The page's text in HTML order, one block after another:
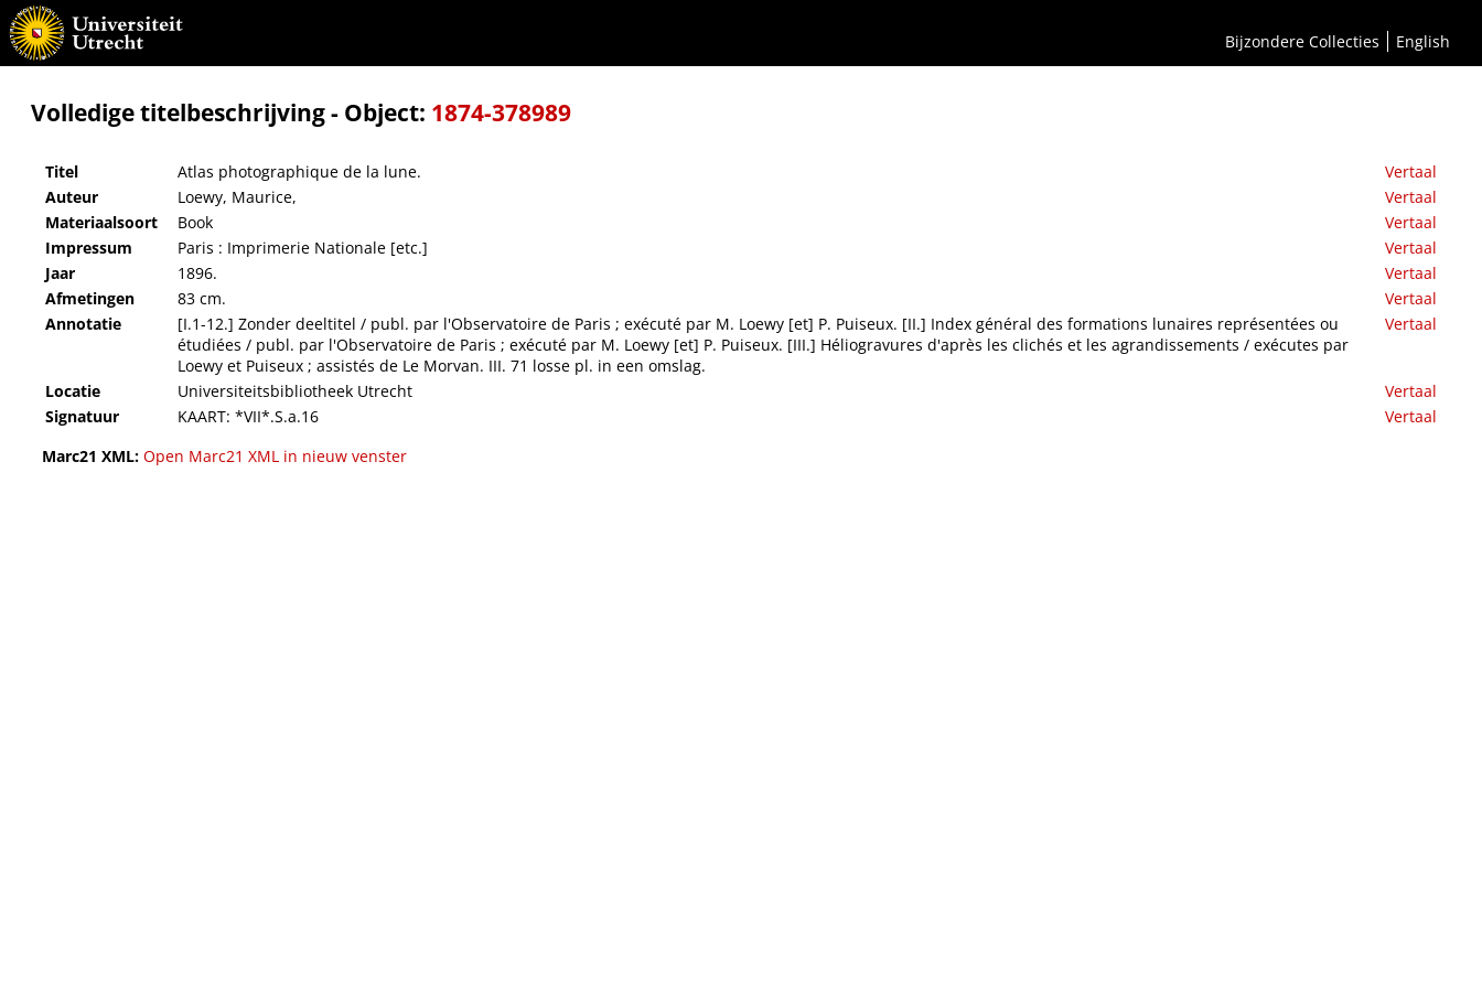
Bijzondere Collecties English
Atlas photographique de la lune.
Volledige titelbeschrijving - Object: 1874-378989
Titel Atlas photographique de la lune.
Vertaal
Auteur
Loewy, Maurice,
Vertaal
Materiaalsoort
Book
Vertaal
Impressum
Paris : Imprimerie Nationale [etc.]
Vertaal
Jaar
1896.
Vertaal
Afmetingen
83 cm.
Vertaal
Annotatie
[I.1-12.] Zonder deeltitel / publ. par l'Observatoire de Paris ; exécuté par M. Loewy [et] P. Puiseux. [II.] Index général des formations lunaires représentées ou
étudiées / publ. par l'Observatoire de Paris ; exécuté par M. Loewy [et] P. Puiseux. [III.] Héliogravures d'après les clichés et les agrandissements / exécutes par
Loewy et Puiseux ; assistés de Le Morvan. III. 71 losse pl. in een omslag.
Vertaal
Locatie Universiteitsbibliotheek Utrecht
Vertaal
Signatuur
KAART: *VII*.S.a.16
Vertaal
Marc21 XML: Open Marc21 XML in nieuw venster